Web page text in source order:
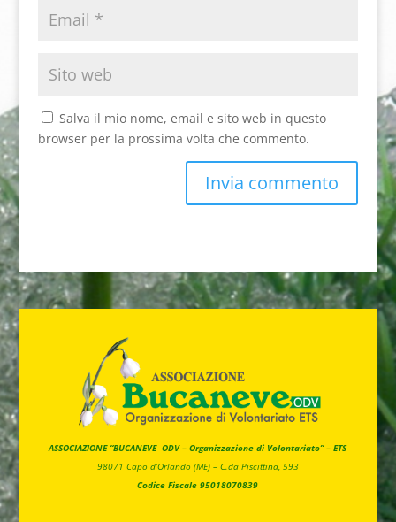
Salva il mio nome, email e sito web in questo
browser per la prossima volta che commento.
ASSOCIAZIONE “BUCANEVE ODV – Organizzazione di Volontariato” – ETS
98071 Capo d’Orlando (ME) – C.da Piscittina, 593
Codice Fiscale 95018070839